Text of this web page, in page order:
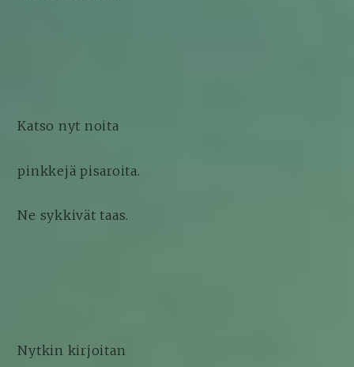
Katso nyt noita
pinkkejä pisaroita.
Ne sykkivät taas.
Nytkin kirjoitan